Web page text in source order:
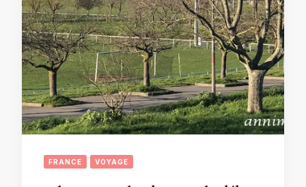
FRANCE VOYAGE